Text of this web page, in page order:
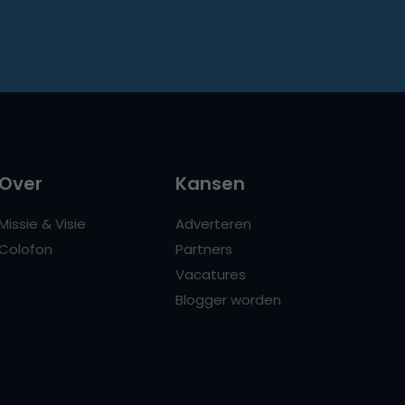
& Visie
Kansen
Adverteren
Partners
Vacatures
Blogger worden